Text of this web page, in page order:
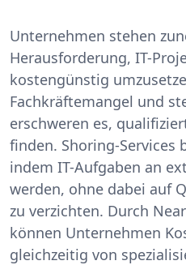
Unternehmen stehen
Herausforderung, IT-
kostengünstig
Fachkräftemangel und
erschweren es,
finden. Shoring-Services
indem IT-Aufgaben an
werden, ohne dabei auf
zu verzichten. Durch
können Unternehmen
gleichzeitig von